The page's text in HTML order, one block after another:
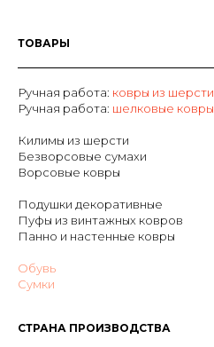
ТОВАРЫ
Ручная работа: ковры из шерсти
Ручная работа: шелковые ковры
Килимы из шерсти
Безворсовые сумахи
Ворсовые ковры
Подушки декоративные
Пуфы из винтажных ковров
Панно и настенные ковры
Обувь
Сумки
СТРАНА ПРОИЗВОДСТВА